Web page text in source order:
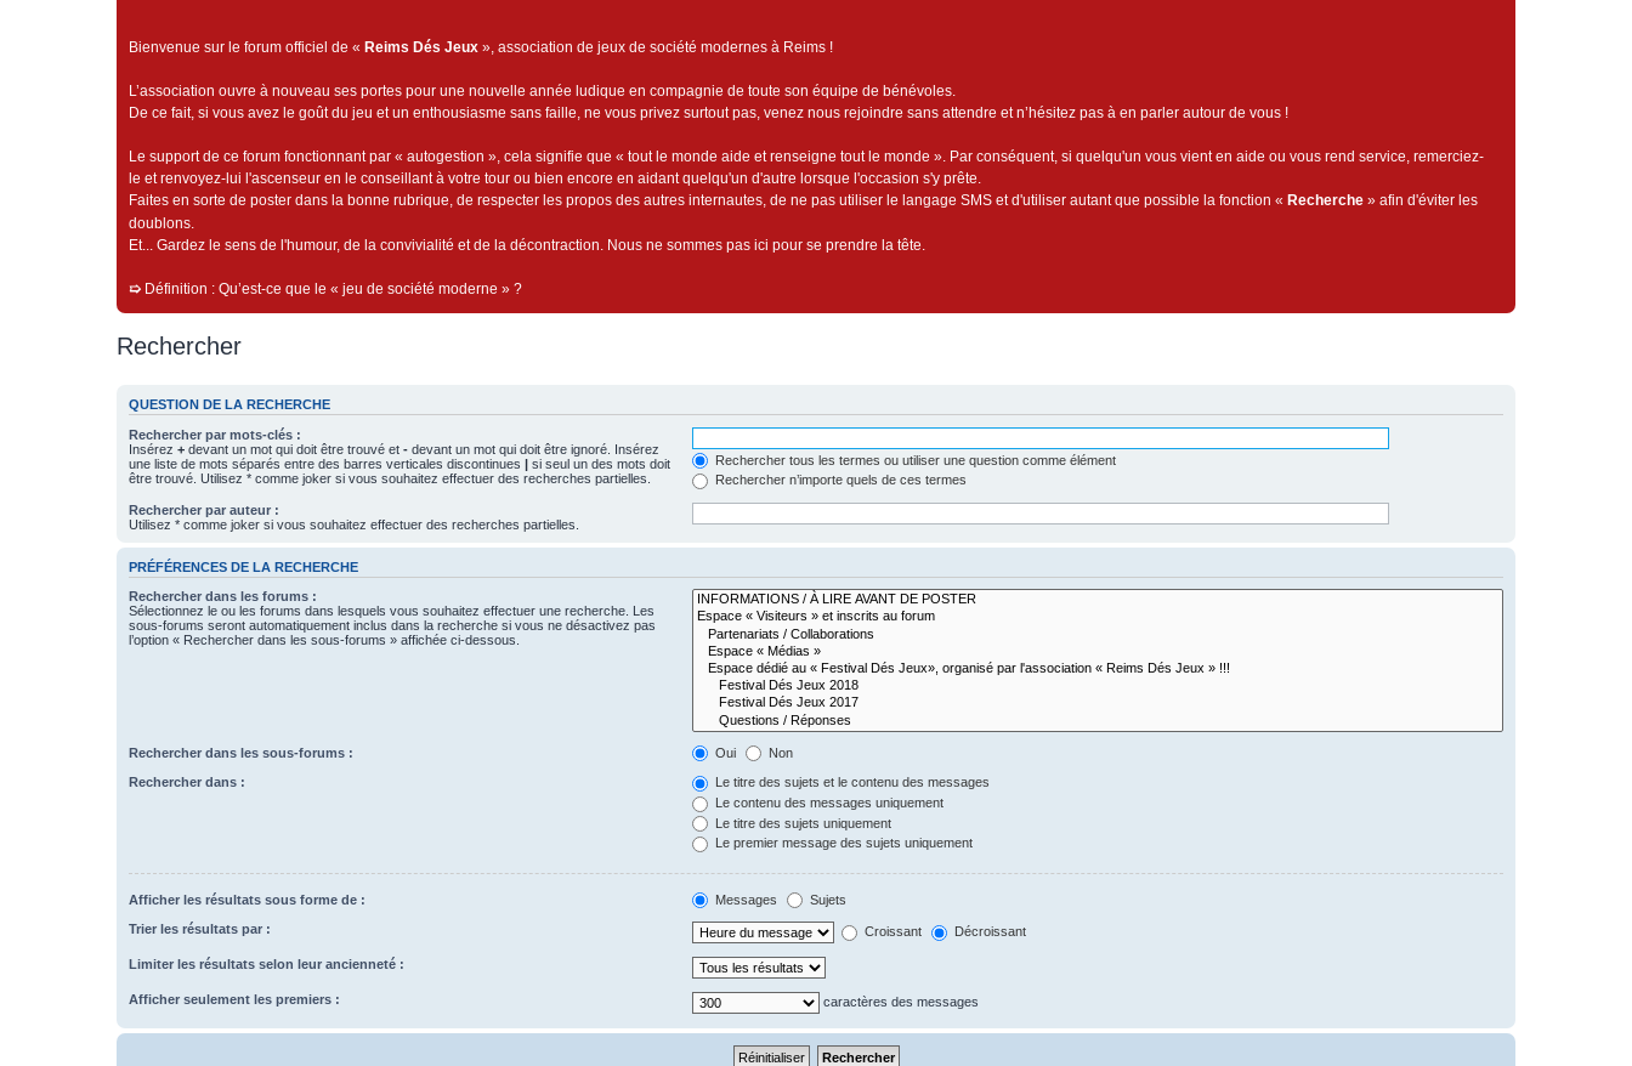
Bienvenue sur le forum officiel de « Reims Dés Jeux », association de jeux de société modernes à Reims !
L’association ouvre à nouveau ses portes pour une nouvelle année ludique en compagnie de toute son équipe de bénévoles.
De ce fait, si vous avez le goût du jeu et un enthousiasme sans faille, ne vous privez surtout pas, venez nous rejoindre sans attendre et n’hésitez pas à en parler autour de vous !
Le support de ce forum fonctionnant par « autogestion », cela signifie que « tout le monde aide et renseigne tout le monde ». Par conséquent, si quelqu'un vous vient en aide ou vous rend service, remerciez-
le et renvoyez-lui l'ascenseur en le conseillant à votre tour ou bien encore en aidant quelqu'un d'autre lorsque l'occasion s'y prête.
Faites en sorte de poster dans la bonne rubrique, de respecter les propos des autres internautes, de ne pas utiliser le langage SMS et d'utiliser autant que possible la fonction « Recherche » afin d'éviter les
doublons.
Et... Gardez le sens de l'humour, de la convivialité et de la décontraction. Nous ne sommes pas ici pour se prendre la tête.
➯ Définition : Qu’est-ce que le « jeu de société moderne » ?
Rechercher
QUESTION DE LA RECHERCHE
Rechercher par mots-clés :
Insérez + devant un mot qui doit être trouvé et - devant un mot qui doit être ignoré. Insérez
une liste de mots séparés entre des barres verticales discontinues | si seul un des mots doit
être trouvé. Utilisez * comme joker si vous souhaitez effectuer des recherches partielles.
Rechercher tous les termes ou utiliser une question comme élément
Rechercher n’importe quels de ces termes
Rechercher par auteur :
Utilisez * comme joker si vous souhaitez effectuer des recherches partielles.
PRÉFÉRENCES DE LA RECHERCHE
Rechercher dans les forums :
Sélectionnez le ou les forums dans lesquels vous souhaitez effectuer une recherche. Les
sous-forums seront automatiquement inclus dans la recherche si vous ne désactivez pas
l’option « Rechercher dans les sous-forums » affichée ci-dessous.
Rechercher dans les sous-forums : Oui Non
Rechercher dans :
Le titre des sujets et le contenu des messages
Le contenu des messages uniquement
Le titre des sujets uniquement
Le premier message des sujets uniquement
Afficher les résultats sous forme de : Messages Sujets
Trier les résultats par : Croissant Décroissant
Limiter les résultats selon leur ancienneté :
Afficher seulement les premiers : caractères des messages